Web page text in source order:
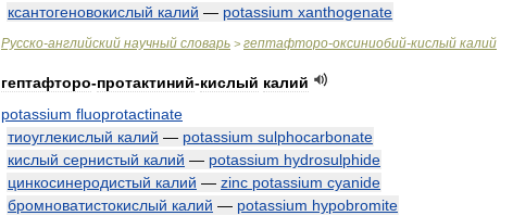
ксантогеновокислый калий — potassium xanthogenate
Русско-английский научный словарь > гептафторо-оксиниобий-кислый калий
гептафторо-протактиний-кислый калий
potassium fluoprotactinate
тиоуглекислый калий — potassium sulphocarbonate
кислый сернистый калий — potassium hydrosulphide
цинкосинеродистый калий — zinc potassium cyanide
бромноватистокислый калий — potassium hypobromite